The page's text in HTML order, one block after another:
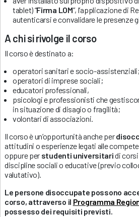
tablet) “Firma LOM”, l’applicazione di
autenticarsi e convalidare le presenze
A chi si rivolge il corso
Il corso è destinato a:
operatori sanitari e socio-assistenziali;
operatori di imprese sociali;
educatori professionali,
psicologi e professionisti che
in situazione di disagio o fragilità;
volontari di associazioni.
Il corso è un’opportunità anche per
attitudini o esperienze legati alle
oppure per studenti universitaridi
discipline sociali o educative (previo
valutativo).
Le persone disoccupate possono
corso, attraverso il Programma
possesso dei requisiti previsti.